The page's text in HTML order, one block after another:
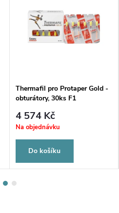
Thermafil pro Protaper Gold -
obturátory, 30ks F1
4 574 Kč
Na objednávku
Do košíku